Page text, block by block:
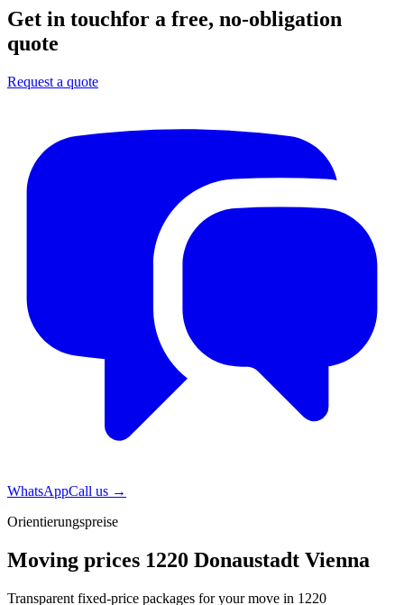
Get in touchfor a free, no-obligation
quote
Request a quote
WhatsAppCall us →
Orientierungspreise
Moving prices 1220 Donaustadt Vienna
Transparent fixed-price packages for your move in 1220